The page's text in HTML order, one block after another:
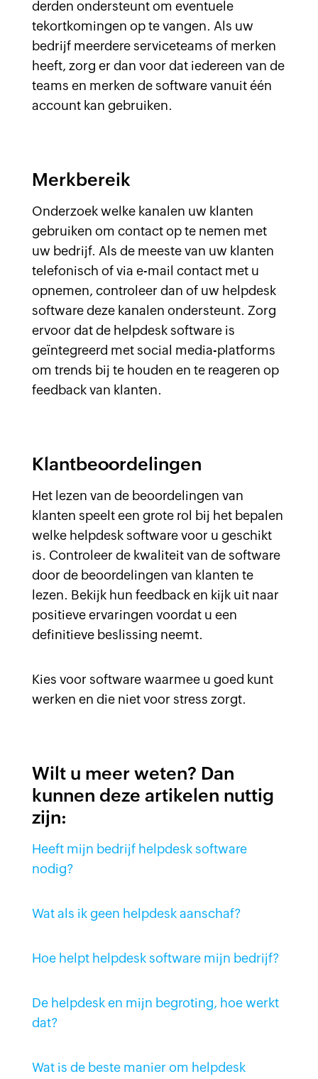
derden ondersteunt om eventuele
tekortkomingen op te vangen. Als uw
bedrijf meerdere serviceteams of merken
heeft, zorg er dan voor dat iedereen van de
teams en merken de software vanuit één
account kan gebruiken.
Merkbereik
Onderzoek welke kanalen uw klanten
gebruiken om contact op te nemen met
uw bedrijf. Als de meeste van uw klanten
telefonisch of via e-mail contact met u
opnemen, controleer dan of uw helpdesk
software deze kanalen ondersteunt. Zorg
ervoor dat de helpdesk software is
geïntegreerd met social media-platforms
om trends bij te houden en te reageren op
feedback van klanten.
Klantbeoordelingen
Het lezen van de beoordelingen van
klanten speelt een grote rol bij het bepalen
welke helpdesk software voor u geschikt
is. Controleer de kwaliteit van de software
door de beoordelingen van klanten te
lezen. Bekijk hun feedback en kijk uit naar
positieve ervaringen voordat u een
definitieve beslissing neemt.
Kies voor software waarmee u goed kunt
werken en die niet voor stress zorgt.
Wilt u meer weten? Dan
kunnen deze artikelen nuttig
zijn:
Heeft mijn bedrijf helpdesk software
nodig?
Wat als ik geen helpdesk aanschaf?
Hoe helpt helpdesk software mijn bedrijf?
De helpdesk en mijn begroting, hoe werkt
dat?
Wat is de beste manier om helpdesk